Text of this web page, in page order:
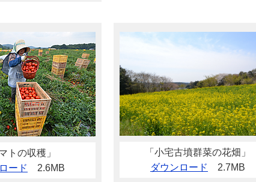
トの収穫」
ード
2.6MB
「小宅古墳群菜の花畑」
ダウンロード
2.7MB